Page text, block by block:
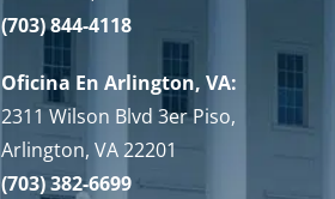
(703) 844-4118
Oficina En Arlington, VA:
2311 Wilson Blvd 3er Piso,
Arlington, VA 22201
(703) 382-6699